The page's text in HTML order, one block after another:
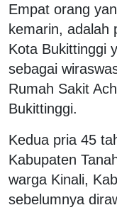
Empat orang
kemarin, adalah
Kota Bukittinggi
sebagai
Rumah Sakit
Bukittinggi.
Kedua pria 45
Kabupaten
warga Kinali,
sebelumnya